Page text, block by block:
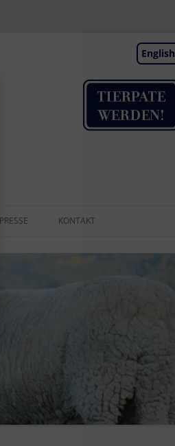
English
PRESSE KONTAKT
IMPRESSUM